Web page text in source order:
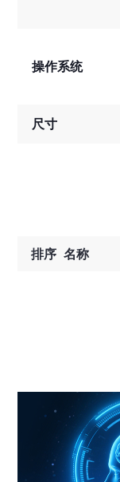
操作系统
尺寸
排序 名称